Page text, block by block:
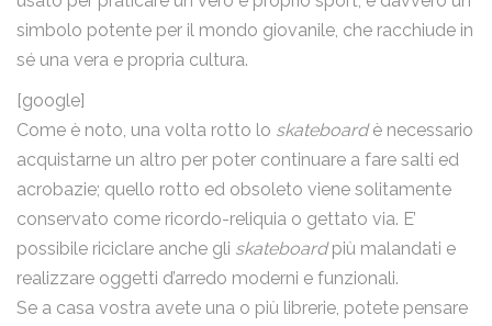
simbolo potente per il mondo giovanile, che racchiude in
sé una vera e propria cultura.
[google]
Come è noto, una volta rotto lo skateboardè necessario
acquistarne un altro per poter continuare a fare salti ed
acrobazie; quello rotto ed obsoleto viene solitamente
conservato come ricordo-reliquia o gettato via. E’
possibile riciclare anche gli skateboardpiù malandati e
realizzare oggetti d’arredo moderni e funzionali.
Se a casa vostra avete una o più librerie, potete pensare